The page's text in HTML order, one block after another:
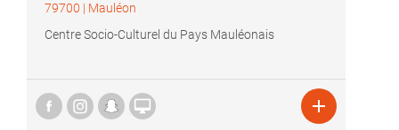
79700 | Mauléon
Centre Socio-Culturel du Pays Mauléonais
 